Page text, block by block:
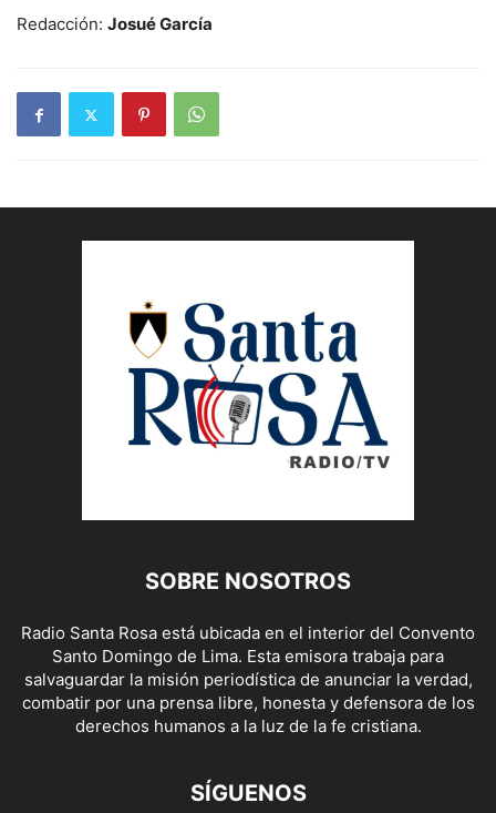
Redacción: Josué García
SOBRE NOSOTROS
Radio Santa Rosa está ubicada en el interior del Convento
Santo Domingo de Lima. Esta emisora trabaja para
salvaguardar la misión periodística de anunciar la verdad,
combatir por una prensa libre, honesta y defensora de los
derechos humanos a la luz de la fe cristiana.
SÍGUENOS